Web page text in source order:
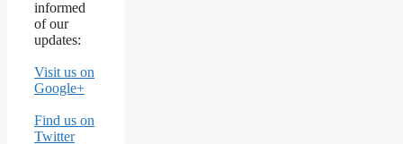
informed
of our
updates:
Visit us on
Google+
Find us on
Twitter